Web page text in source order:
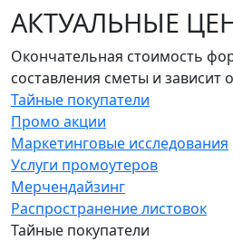
АКТУАЛЬНЫЕ
Окончательная стоимость
составления сметы и
Тайные покупатели
Промо акции
Маркетинговые исследования
Услуги промоутеров
Мерчендайзинг
Распространение листовок
Тайные покупатели